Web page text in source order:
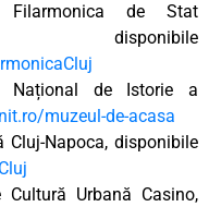
Filarmonica de Stat
Național de Istorie a
muzeul-de-acasa
Napoca, disponibile
Urbană Casino,